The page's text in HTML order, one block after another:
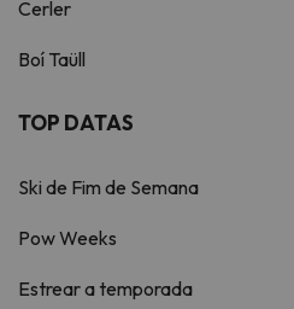
Cerler
Boí Taüll
TOP DATAS
Ski de Fim de Semana
Pow Weeks
Estrear a temporada